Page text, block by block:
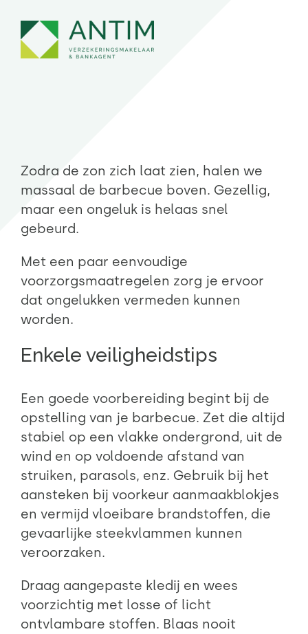
content
Zodra de zon zich laat zien, halen we
massaal de barbecue boven. Gezellig,
maar een ongeluk is helaas snel
gebeurd.
Met een paar eenvoudige
voorzorgsmaatregelen zorg je ervoor
dat ongelukken vermeden kunnen
worden.
Enkele veiligheidstips
Een goede voorbereiding begint bij de
opstelling van je barbecue. Zet die altijd
stabiel op een vlakke ondergrond, uit de
wind en op voldoende afstand van
struiken, parasols, enz. Gebruik bij het
aansteken bij voorkeur aanmaakblokjes
en vermijd vloeibare brandstoffen, die
gevaarlijke steekvlammen kunnen
veroorzaken.
Draag aangepaste kledij en wees
voorzichtig met losse of licht
ontvlambare stoffen. Blaas nooit